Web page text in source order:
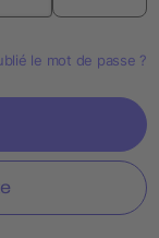
le mot de passe ?